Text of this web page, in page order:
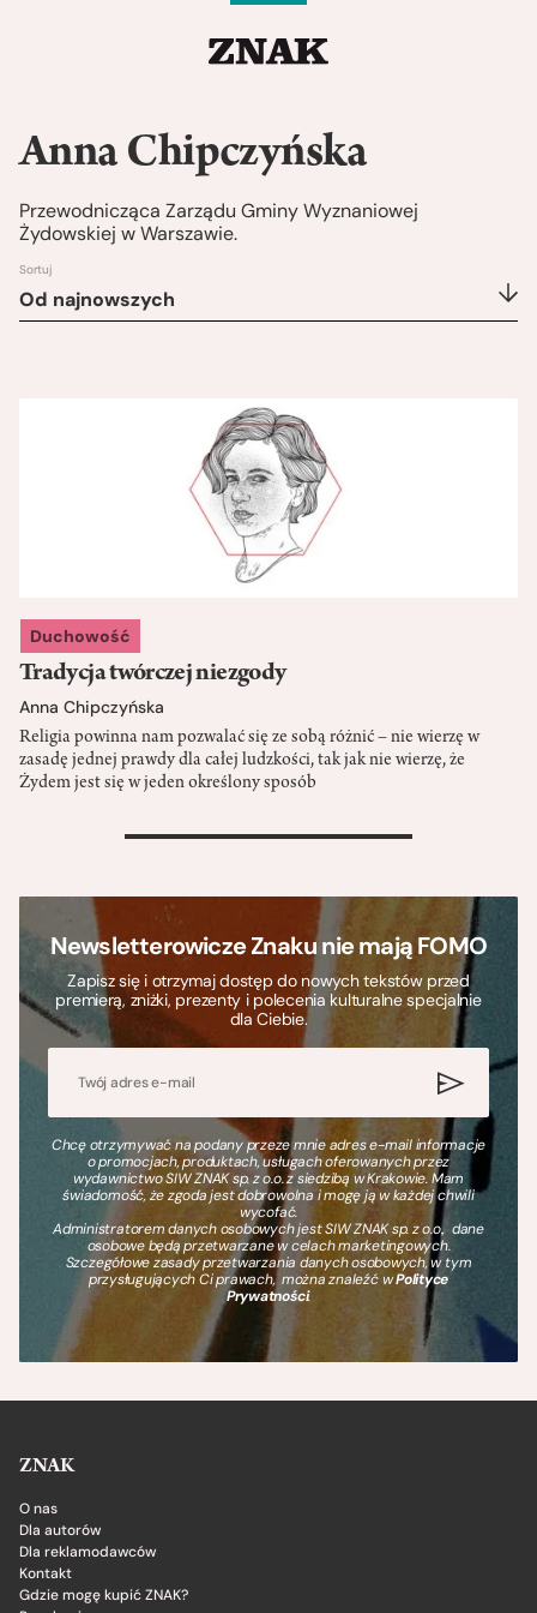
Anna Chipczyńska
Przewodnicząca Zarządu Gminy Wyznaniowej
Żydowskiej w Warszawie.
Sortuj
Od najnowszych
Duchowość
Tradycja twórczej niezgody
Anna Chipczyńska
Religia powinna nam pozwalać się ze sobą różnić – nie wierzę w
zasadę jednej prawdy dla całej ludzkości, tak jak nie wierzę, że
Żydem jest się w jeden określony sposób
>
Newsletterowicze Znaku nie mają FOMO
Zapisz się i otrzymaj dostęp do nowych tekstów przed
premierą, zniżki, prezenty i polecenia kulturalne specjalnie
dla Ciebie.
Chcę otrzymywać na podany przeze mnie adres e-mail informacje
o promocjach, produktach, usługach oferowanych przez
wydawnictwo SIW ZNAK sp. z o.o. z siedzibą w Krakowie. Mam
świadomość, że zgoda jest dobrowolna i mogę ją w każdej chwili
wycofać.
Administratorem danych osobowych jest SIW ZNAK sp. z o.o., dane
osobowe będą przetwarzane w celach marketingowych.
Szczegółowe zasady przetwarzania danych osobowych, w tym
przysługujących Ci prawach, można znaleźć wPolityce
Prywatności.
ZNAK
O nas
Dla autorów
Dla reklamodawców
Kontakt
Gdzie mogę kupić ZNAK?